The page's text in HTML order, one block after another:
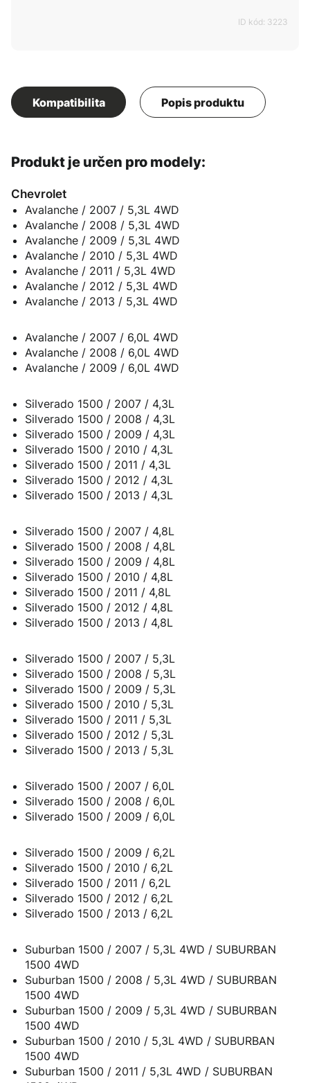
ID kód: 3223
Kompatibilita Popis produktu
Produkt je určen pro modely:
Chevrolet
Avalanche / 2007 / 5,3L 4WD
Avalanche / 2008 / 5,3L 4WD
Avalanche / 2009 / 5,3L 4WD
Avalanche / 2010 / 5,3L 4WD
Avalanche / 2011 / 5,3L 4WD
Avalanche / 2012 / 5,3L 4WD
Avalanche / 2013 / 5,3L 4WD
Avalanche / 2007 / 6,0L 4WD
Avalanche / 2008 / 6,0L 4WD
Avalanche / 2009 / 6,0L 4WD
Silverado 1500 / 2007 / 4,3L
Silverado 1500 / 2008 / 4,3L
Silverado 1500 / 2009 / 4,3L
Silverado 1500 / 2010 / 4,3L
Silverado 1500 / 2011 / 4,3L
Silverado 1500 / 2012 / 4,3L
Silverado 1500 / 2013 / 4,3L
Silverado 1500 / 2007 / 4,8L
Silverado 1500 / 2008 / 4,8L
Silverado 1500 / 2009 / 4,8L
Silverado 1500 / 2010 / 4,8L
Silverado 1500 / 2011 / 4,8L
Silverado 1500 / 2012 / 4,8L
Silverado 1500 / 2013 / 4,8L
Silverado 1500 / 2007 / 5,3L
Silverado 1500 / 2008 / 5,3L
Silverado 1500 / 2009 / 5,3L
Silverado 1500 / 2010 / 5,3L
Silverado 1500 / 2011 / 5,3L
Silverado 1500 / 2012 / 5,3L
Silverado 1500 / 2013 / 5,3L
Silverado 1500 / 2007 / 6,0L
Silverado 1500 / 2008 / 6,0L
Silverado 1500 / 2009 / 6,0L
Silverado 1500 / 2009 / 6,2L
Silverado 1500 / 2010 / 6,2L
Silverado 1500 / 2011 / 6,2L
Silverado 1500 / 2012 / 6,2L
Silverado 1500 / 2013 / 6,2L
Suburban 1500 / 2007 / 5,3L 4WD / SUBURBAN
1500 4WD
Suburban 1500 / 2008 / 5,3L 4WD / SUBURBAN
1500 4WD
Suburban 1500 / 2009 / 5,3L 4WD / SUBURBAN
1500 4WD
Suburban 1500 / 2010 / 5,3L 4WD / SUBURBAN
1500 4WD
Suburban 1500 / 2011 / 5,3L 4WD / SUBURBAN